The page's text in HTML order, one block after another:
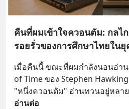
คืนที่ผมเข้าใจควอนตัม: กลไ
รอยรั่วของการศึกษาไทยใน
เมื่อคืนนี้ ขณะที่ผมกำลังนอนอ่า
of Time ของ Stephen
"หนึ่งควอนตัม" อ่านทวนอยู่หลา
อ่านต่อ